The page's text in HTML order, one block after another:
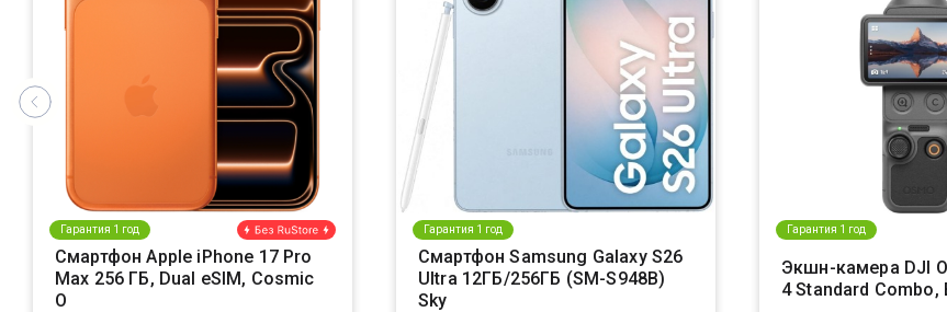
Гарантия 1 год
Смартфон Apple iPhone 17 Pro
Max 256 ГБ, Dual eSIM, Cosmic
O
Гарантия 1 год
Смартфон Samsung Galaxy S26
Ultra 12ГБ/256ГБ (SM-S948B)
Sky
Гарантия 1 год
Экшн-камера DJI
4 Standard Combo,